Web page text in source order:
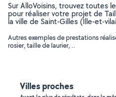
Sur AlloVoisins, trouvez toutes
pour réaliser votre projet de
la ville de Saint-Gilles (Ille-et-
Autres exemples de prestations
rosier, taille de laurier, ..
Villes proches